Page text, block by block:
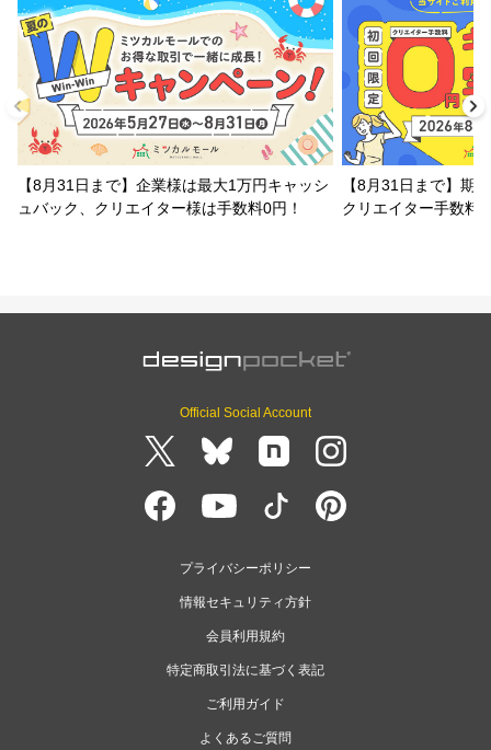
【8月31日まで】企業様は最大1万円キャッシ
ュバック、クリエイター様は手数料0円！
【8月31日まで】期
クリエイター手数料
Official Social Account
プライバシーポリシー
情報セキュリティ方針
会員利用規約
特定商取引法に基づく表記
ご利用ガイド
よくあるご質問